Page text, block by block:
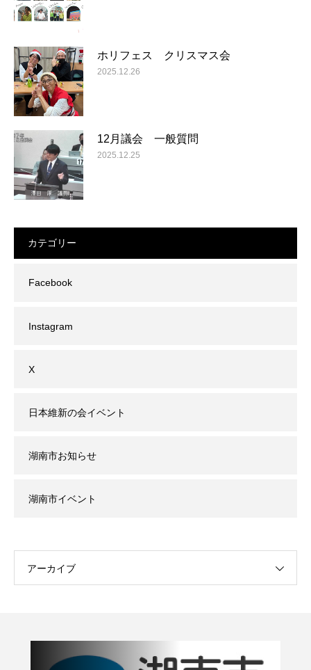
ホリフェス クリスマス会
2025.12.26
12月議会 一般質問
2025.12.25
カテゴリー
Facebook
Instagram
X
日本維新の会イベント
湖南市お知らせ
湖南市イベント
アーカイブ